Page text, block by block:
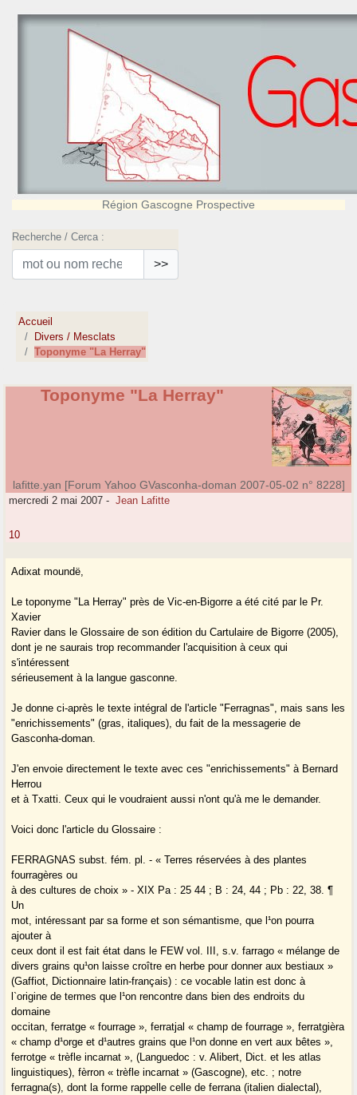
Région Gascogne Prospective
Recherche / Cerca :
>>
Accueil
Divers / Mesclats
Toponyme "La Herray"
Toponyme "La Herray"
lafitte.yan [Forum Yahoo GVasconha-doman 2007-05-02 n° 8228]
mercredi 2 mai 2007 - Jean Lafitte
10
Adixat moundë,
Le toponyme "La Herray" près de Vic-en-Bigorre a été cité par le Pr.
Xavier
Ravier dans le Glossaire de son édition du Cartulaire de Bigorre (2005),
dont je ne saurais trop recommander l'acquisition à ceux qui
s'intéressent
sérieusement à la langue gasconne.
Je donne ci-après le texte intégral de l'article "Ferragnas", mais sans les
"enrichissements" (gras, italiques), du fait de la messagerie de
Gasconha-doman.
J'en envoie directement le texte avec ces "enrichissements" à Bernard
Herrou
et à Txatti. Ceux qui le voudraient aussi n'ont qu'à me le demander.
Voici donc l'article du Glossaire :
FERRAGNAS subst. fém. pl. - « Terres réservées à des plantes
fourragères ou
à des cultures de choix » - XIX Pa : 25 44 ; B : 24, 44 ; Pb : 22, 38. ¶
Un
mot, intéressant par sa forme et son sémantisme, que l¹on pourra
ajouter à
ceux dont il est fait état dans le FEW vol. III, s.v. farrago « mélange de
divers grains qu¹on laisse croître en herbe pour donner aux bestiaux »
(Gaffiot, Dictionnaire latin-français) : ce vocable latin est donc à
l`origine de termes que l¹on rencontre dans bien des endroits du
domaine
occitan, ferratge « fourrage », ferratjal « champ de fourrage », ferratgièra
« champ d¹orge et d¹autres grains que l¹on donne en vert aux bêtes »,
ferrotge « trèfle incarnat », (Languedoc : v. Alibert, Dict. et les atlas
linguistiques), fèrron « trèfle incarnat » (Gascogne), etc. ; notre
ferragna(s), dont la forme rappelle celle de ferrana (italien dialectal),